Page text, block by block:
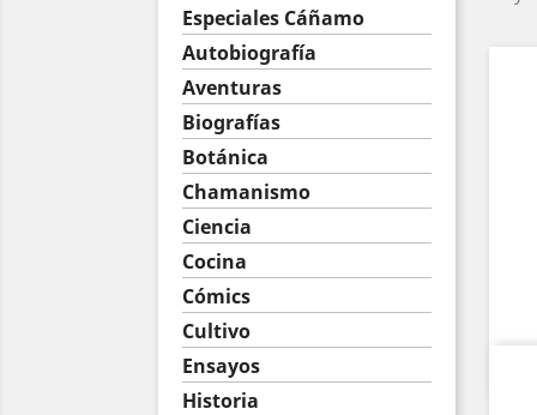
Especiales Cáñamo
Autobiografía
Aventuras
Biografías
Botánica
Chamanismo
Ciencia
Cocina
Cómics
Cultivo
Ensayos
Historia